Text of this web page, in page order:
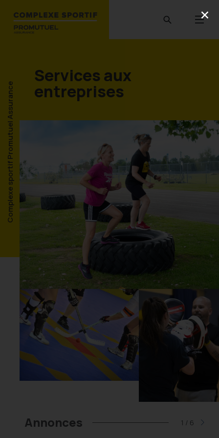
Complexe sportif Promutuel Assurance
Services aux
entreprises
Annonces 2 / 6